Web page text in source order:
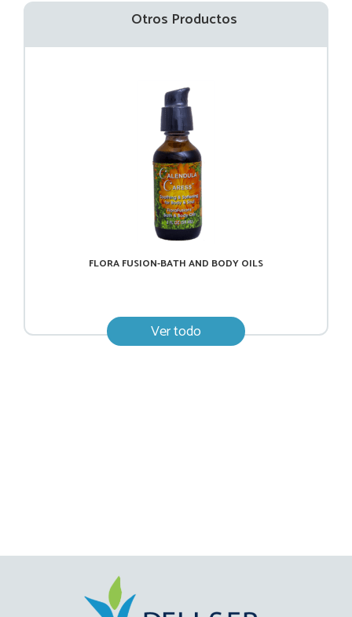
Otros Productos
FLORA FUSION-BATH AND BODY OILS
Ver todo